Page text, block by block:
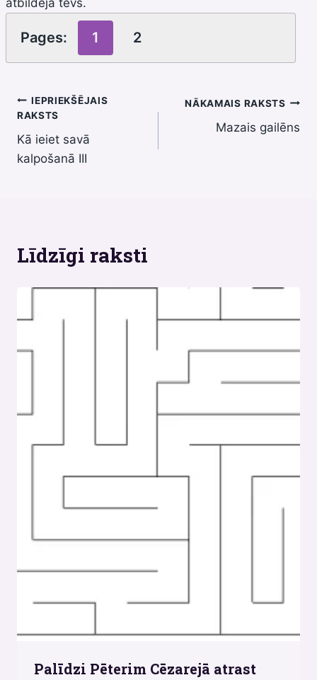
atbildēja tēvs.
Pages: 1 2
Ziņu
izvēlne
IEPRIEKŠĒJAIS
RAKSTS
Kā ieiet savā
kalpošanā III
NĀKAMAIS RAKSTS
Mazais gailēns
Līdzīgi raksti
Palīdzi Pēterim Cēzarejā atrast